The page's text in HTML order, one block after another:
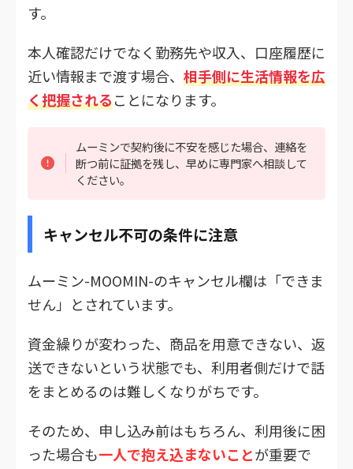
す。
本人確認だけでなく勤務先や収入、口座履歴に
近い情報まで渡す場合、 相手側に生活情報を広
く把握されることになります。
ムーミンで契約後に不安を感じた場合、連絡を
断つ前に証拠を残し、早めに専門家へ相談して
ください。
キャンセル不可の条件に注意
ムーミン-MOOMIN-のキャンセル欄は「できま
せん」とされています。
資金繰りが変わった、商品を用意できない、返
送できないという状態でも、利用者側だけで話
をまとめるのは難しくなりがちです。
そのため、申し込み前はもちろん、利用後に困
った場合も一人で抱え込まないことが重要で